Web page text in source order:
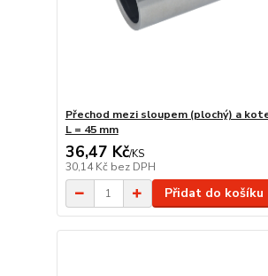
Přechod mezi sloupem (plochý) a
L = 45 mm
36,47 Kč/KS
30,14 Kč bez DPH
Přidat do košíku